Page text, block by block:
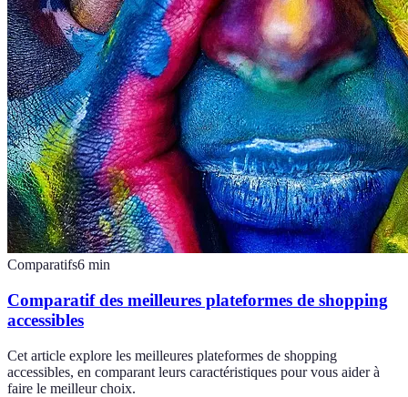
Comparatifs6 min
Comparatif des meilleures plateformes de shopping
accessibles
Cet article explore les meilleures plateformes de shopping
accessibles, en comparant leurs caractéristiques pour vous aider à
faire le meilleur choix.